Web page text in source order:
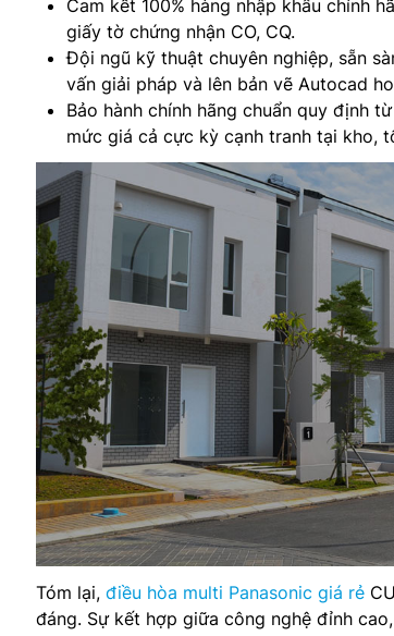
Cam kết 100% hàng nhập khẩu chính
giấy tờ chứng nhận CO, CQ.
Đội ngũ kỹ thuật chuyên nghiệp, sẵn
vấn giải pháp và lên bản vẽ Autocad
Bảo hành chính hãng chuẩn quy định
mức giá cả cực kỳ cạnh tranh tại kho,
Tóm lại, điều hòa multi Panasonic giá rẻ
đáng. Sự kết hợp giữa công nghệ đỉnh